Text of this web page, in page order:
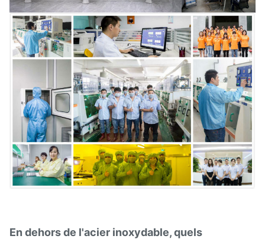
En dehors de l'acier inoxydable, quels